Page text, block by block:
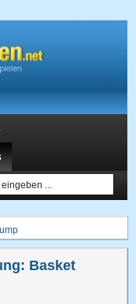
Basket